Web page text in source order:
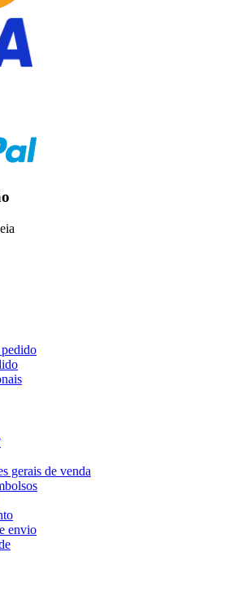
gerais de venda
envio